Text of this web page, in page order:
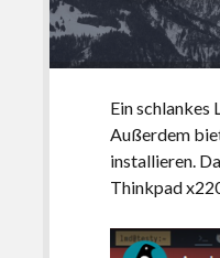
Ein schlankes
Außerdem
installieren.
Thinkpad